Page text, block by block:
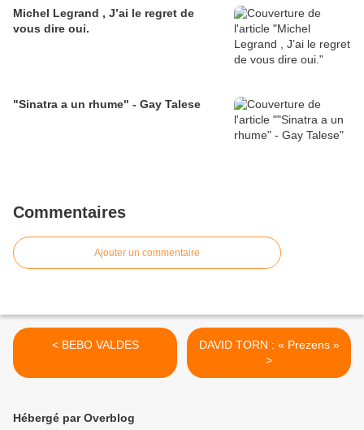
Michel Legrand , J’ai le regret de
vous dire oui.
"Sinatra a un rhume" - Gay Talese
Commentaires
Ajouter un commentaire
< BEBO VALDES
DAVID TORN : « Prezens »
>
Hébergé par Overblog